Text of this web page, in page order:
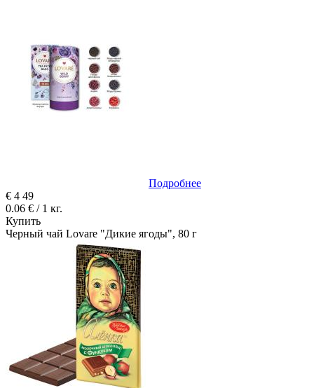
Подробнее
€ 4 49
0.06 € / 1 кг.
Купить
Черный чай Lovare "Дикие ягоды", 80 г